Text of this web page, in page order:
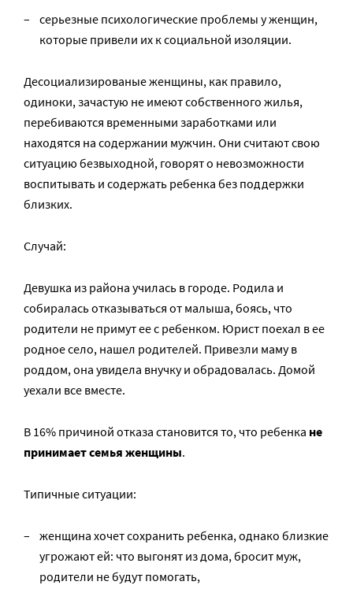
серьезные психологические проблемы у женщин,
которые привели их к социальной изоляции.
Десоциализированые женщины, как правило,
одиноки, зачастую не имеют собственного жилья,
перебиваются временными заработками или
находятся на содержании мужчин. Они считают свою
ситуацию безвыходной, говорят о невозможности
воспитывать и содержать ребенка без поддержки
близких.
Случай:
Девушка из района училась в городе. Родила и
собиралась отказываться от малыша, боясь, что
родители не примут ее с ребенком. Юрист поехал в ее
родное село, нашел родителей. Привезли маму в
роддом, она увидела внучку и обрадовалась. Домой
уехали все вместе.
В 16% причиной отказа становится то, что ребенка не
принимает семья женщины.
Типичные ситуации:
женщина хочет сохранить ребенка, однако близкие
угрожают ей: что выгонят из дома, бросит муж,
родители не будут помогать,